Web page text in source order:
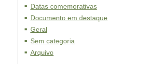
Datas comemorativas
Documento em destaque
Geral
Sem categoria
Arquivo